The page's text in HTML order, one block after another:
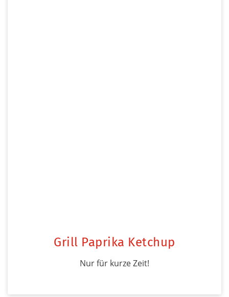
Grill Paprika Ketchup
Nur für kurze Zeit!